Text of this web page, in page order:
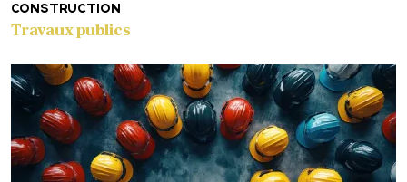
CONSTRUCTION
Travaux publics